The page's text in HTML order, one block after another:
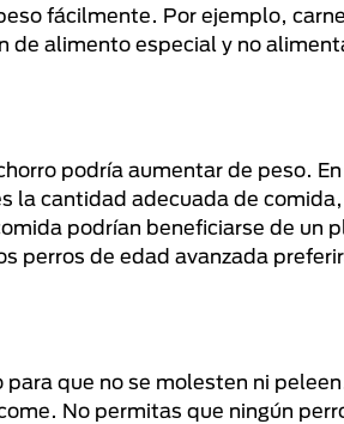
fácilmente. Por ejemplo,
de alimento especial y no
podría aumentar de peso. En
la cantidad adecuada de comida,
podrían beneficiarse de un
perros de edad avanzada
que no se molesten ni
No permitas que ningún